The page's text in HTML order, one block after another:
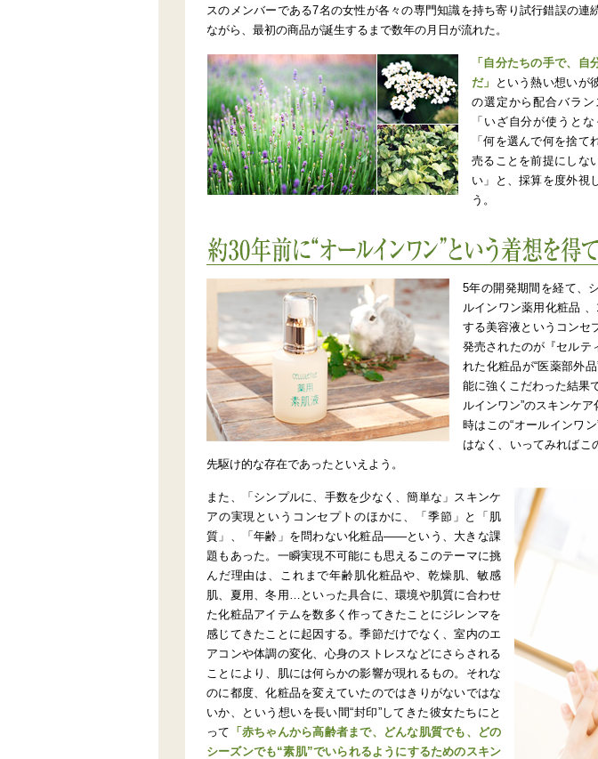
スのメンバーである7名の女性が各々の専門知識を持ち寄り試行錯誤の連
ながら、最初の商品が誕生するまで数年の月日が流れた。
「自分たちの手で、
だ」
という熱い想いが
の選定から配合バラン
「いざ自分が使うと
「何を選んで何を捨て
売ることを前提にしな
い」と、採算を度外視
う。
5年の開発期間を経て、
ルインワン薬用化粧品
する美容液というコンセ
発売されたのが『セル
れた化粧品が“医薬部外
能に強くこだわった結果
ルインワン”のスキンケ
時はこの“オールインワ
はなく、いってみれば
先駆け的な存在であったといえよう。
また、「シンプルに、手数を少なく、簡単な」スキンケ
アの実現というコンセプトのほかに、「季節」と「肌
質」、「年齢」を問わない化粧品――という、大きな課
題もあった。一瞬実現不可能にも思えるこのテーマに挑
んだ理由は、これまで年齢肌化粧品や、乾燥肌、敏感
肌、夏用、冬用…といった具合に、環境や肌質に合わせ
た化粧品アイテムを数多く作ってきたことにジレンマを
感じてきたことに起因する。季節だけでなく、室内のエ
アコンや体調の変化、心身のストレスなどにさらされる
ことにより、肌には何らかの影響が現れるもの。それな
のに都度、化粧品を変えていたのではきりがないではな
いか、という想いを長い間“封印”してきた彼女たちにと
って 「赤ちゃんから高齢者まで、どんな肌質でも、どの
シーズンでも“素肌”でいられるようにするためのスキン